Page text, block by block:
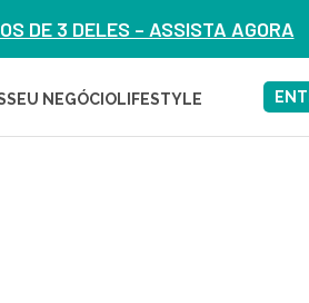
DE 3 DELES – ASSISTA AGORA
SEU NEGÓCIOLIFESTYLE